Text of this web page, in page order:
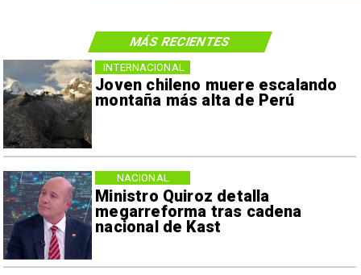
Joven chileno muere escalando
montaña más alta de Perú
INTERNACIONAL
Ministro Quiroz detalla
megarreforma tras cadena
nacional de Kast
NACIONAL
MÁS RECIENTES